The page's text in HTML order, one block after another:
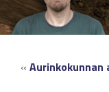
« Aurinkokunnan